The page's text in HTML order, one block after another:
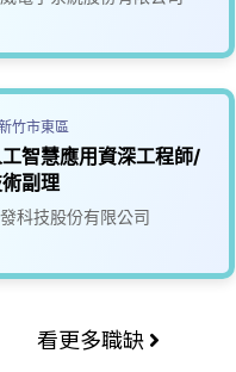
竹市東區
智慧應用資深工程師/
副理
科技股份有限公司
看更多職缺